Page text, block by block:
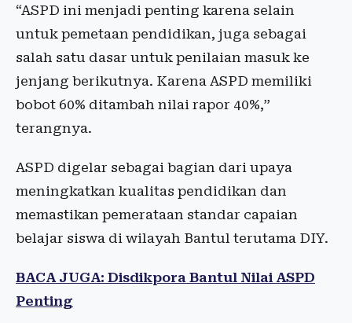
“ASPD ini menjadi penting karena selain
untuk pemetaan pendidikan, juga sebagai
salah satu dasar untuk penilaian masuk ke
jenjang berikutnya. Karena ASPD memiliki
bobot 60% ditambah nilai rapor 40%,”
terangnya.
ASPD digelar sebagai bagian dari upaya
meningkatkan kualitas pendidikan dan
memastikan pemerataan standar capaian
belajar siswa di wilayah Bantul terutama DIY.
BACA JUGA: Disdikpora Bantul Nilai ASPD
Penting